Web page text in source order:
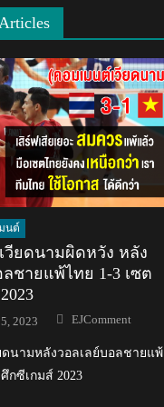
นต์
วียดนามผิดหวัง หลัง
ลชายแพ้ไทย 1-3 เซต
2023 Author
EJComment
ดนามหลังวอลเลย์บอลชายแพ้
กซีเกมส์ 2023